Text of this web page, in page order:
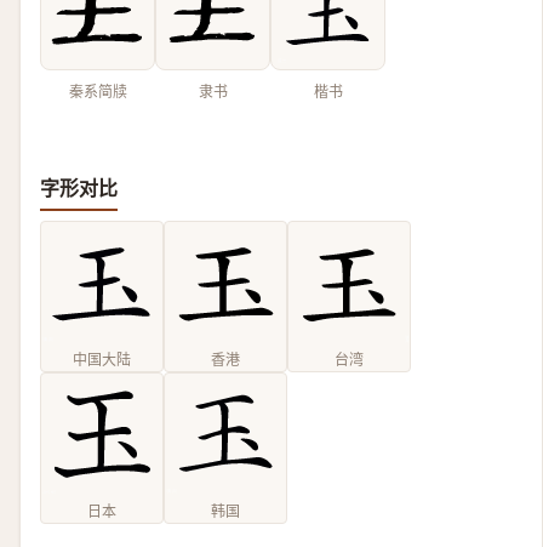
秦系简牍 隶书 楷书
字形对比
中国大陆 香港 台湾
日本 韩国